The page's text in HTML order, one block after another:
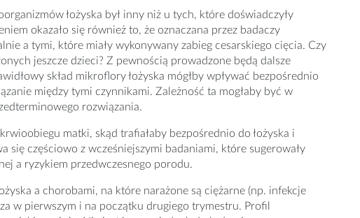
łożyska był inny niż u tych, które doświadczyły
okazało się również to, że oznaczana przez badaczy
a tymi, które miały wykonywany zabieg cesarskiego cięcia. Czy
jeszcze dzieci? Z pewnością prowadzone będą dalsze
skład mikroflory łożyska mógłby wpływać bezpośrednio
między tymi czynnikami. Zależność ta mogłaby być w
rozwiązania.
matki, skąd trafiałaby bezpośrednio do łożyska i
częściowo z wcześniejszymi badaniami, które sugerowały
a ryzykiem przedwczesnego porodu.
a chorobami, na które narażone są ciężarne (np. infekcje
w pierwszym i na początku drugiego trymestru. Profil